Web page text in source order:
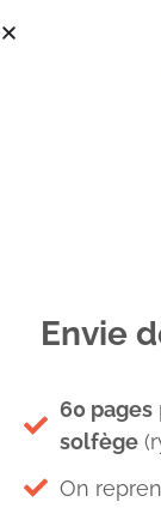
7-
Envie
60 pages
solfège
On